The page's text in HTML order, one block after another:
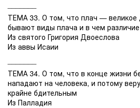
ТЕМА 33. О том, что плач — великое
бывают виды плача и в чем
Из святого Григория Двоеслова
Из аввы Исаии
ТЕМА 34. О том, что в конце жизни
нападают на человека, и потому
крайне бдительным
Из Палладия